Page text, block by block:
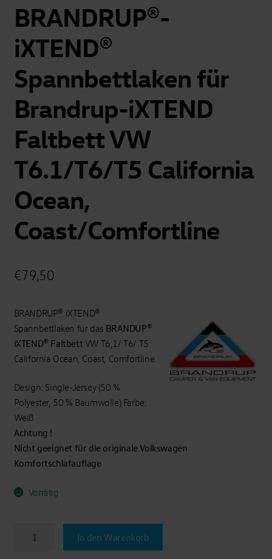
BRANDRUP®-
iXTEND®
Spannbettlaken für
Brandrup-iXTEND
Faltbett VW
T6.1/T6/T5 California
Ocean,
Coast/Comfortline
€79,50
BRANDRUP® iXTEND®
Spannbettlaken für das BRANDUP®
iXTEND® Faltbett VW T6,1/ T6/ T5
California Ocean, Coast, Comfortline.
Design: Single-Jersey (50 %
Polyester, 50 % Baumwolle) Farbe:
Weiß
Achtung !
Nicht geeignet für die originale Volkswagen
Komfortschlafauflage
Vorrätig
In den Warenkorb